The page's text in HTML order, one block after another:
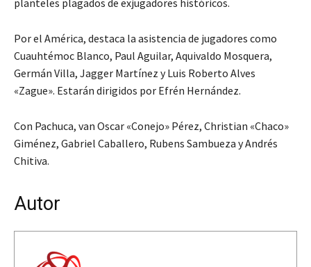
planteles plagados de exjugadores históricos.
Por el América, destaca la asistencia de jugadores como
Cuauhtémoc Blanco, Paul Aguilar, Aquivaldo Mosquera,
Germán Villa, Jagger Martínez y Luis Roberto Alves
«Zague». Estarán dirigidos por Efrén Hernández.
Con Pachuca, van Oscar «Conejo» Pérez, Christian «Chaco»
Giménez, Gabriel Caballero, Rubens Sambueza y Andrés
Chitiva.
Autor